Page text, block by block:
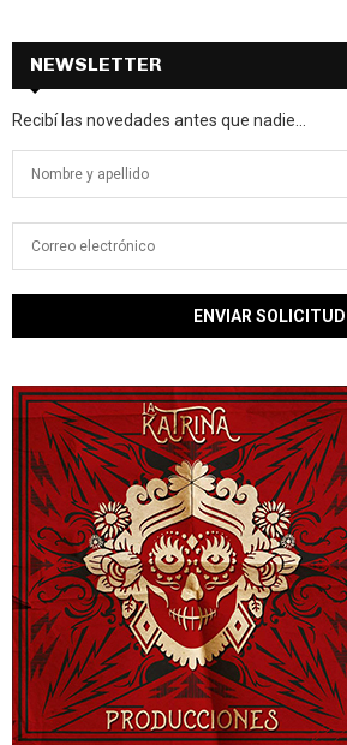
NEWSLETTER
Recibí las novedades antes que nadie...